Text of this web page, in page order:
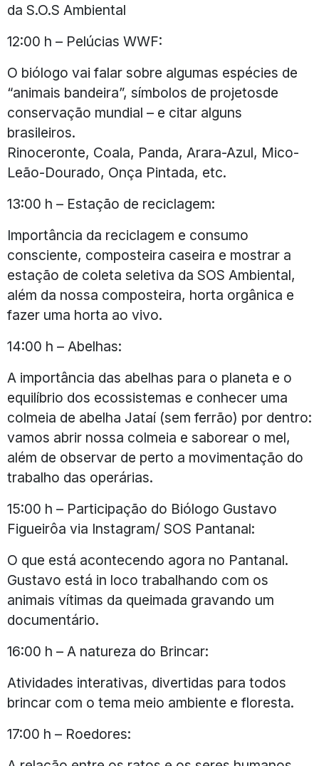
da S.O.S Ambiental
12:00 h – Pelúcias WWF:
O biólogo vai falar sobre algumas espécies de
“animais bandeira”, símbolos de projetosde
conservação mundial – e citar alguns
brasileiros.
Rinoceronte, Coala, Panda, Arara-Azul, Mico-
Leão-Dourado, Onça Pintada, etc.
13:00 h – Estação de reciclagem:
Importância da reciclagem e consumo
consciente, composteira caseira e mostrar a
estação de coleta seletiva da SOS Ambiental,
além da nossa composteira, horta orgânica e
fazer uma horta ao vivo.
14:00 h – Abelhas:
A importância das abelhas para o planeta e o
equilíbrio dos ecossistemas e conhecer uma
colmeia de abelha Jataí (sem ferrão) por dentro:
vamos abrir nossa colmeia e saborear o mel,
além de observar de perto a movimentação do
trabalho das operárias.
15:00 h – Participação do Biólogo Gustavo
Figueirôa via Instagram/ SOS Pantanal:
O que está acontecendo agora no Pantanal.
Gustavo está in loco trabalhando com os
animais vítimas da queimada gravando um
documentário.
16:00 h – A natureza do Brincar:
Atividades interativas, divertidas para todos
brincar com o tema meio ambiente e floresta.
17:00 h – Roedores: